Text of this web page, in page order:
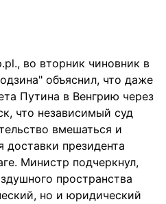
во вторник чиновник в
объяснил, что даже
Путина в Венгрию через
что независимый суд
вмешаться и
доставки президента
Министр подчеркнул,
пространства
но и юридический